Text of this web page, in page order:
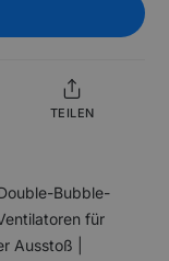
TEILEN
Bubble-
für
Ausstoß |